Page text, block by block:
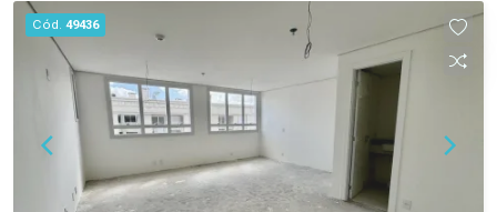
Endereço privilegiado, em região valorizada e
com excelente fluxo. Invista no seu próprio
espaço ou garanta renda com locação em um
empreendimento consolidado. Entre em contato
para mais informações e agende sua visita!
Cód. 49436